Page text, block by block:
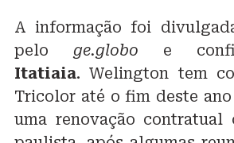
A informação foi
pelo ge.globo e
Itatiaia.Welington tem
Tricolor até o fim deste
uma renovação contratual